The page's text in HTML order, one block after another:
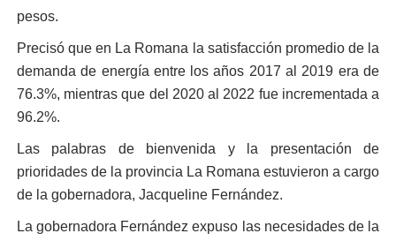
pesos.
Precisó que en La Romana la satisfacción promedio de la
demanda de energía entre los años 2017 al 2019 era de
76.3%, mientras que del 2020 al 2022 fue incrementada a
96.2%.
Las palabras de bienvenida y la presentación de
prioridades de la provincia La Romana estuvieron a cargo
de la gobernadora, Jacqueline Fernández.
La gobernadora Fernández expuso las necesidades de la